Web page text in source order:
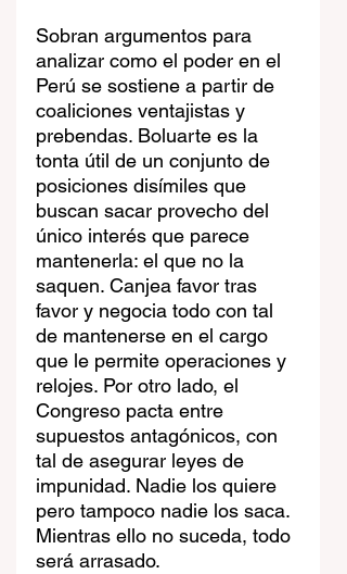
Sobran argumentos para
analizar como el poder en el
Perú se sostiene a partir de
coaliciones ventajistas y
prebendas. Boluarte es la
tonta útil de un conjunto de
posiciones disímiles que
buscan sacar provecho del
único interés que parece
mantenerla: el que no la
saquen. Canjea favor tras
favor y negocia todo con tal
de mantenerse en el cargo
que le permite operaciones y
relojes. Por otro lado, el
Congreso pacta entre
supuestos antagónicos, con
tal de asegurar leyes de
impunidad. Nadie los quiere
pero tampoco nadie los saca.
Mientras ello no suceda, todo
será arrasado.